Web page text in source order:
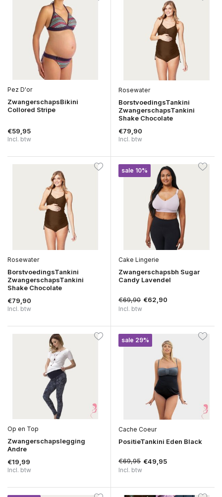
Pez D'or
ZwangerschapsBikini
Collored Stripe
€59,95
Incl. btw
Rosewater
BorstvoedingsTankini
ZwangerschapsTankini
Shake Chocolate
€79,90
Incl. btw
Rosewater
BorstvoedingsTankini
ZwangerschapsTankini
Shake Chocolate
€79,90
Incl. btw
sale 10%
Cake Lingerie
Zwangerschapsbh Sugar
Candy Lavendel
€69,90 €62,90
Incl. btw
Op en Top
Zwangerschapslegging
Andre
€19,99
Incl. btw
sale 29%
Cache Coeur
PositieTankini Eden Black
€69,95 €49,95
Incl. btw